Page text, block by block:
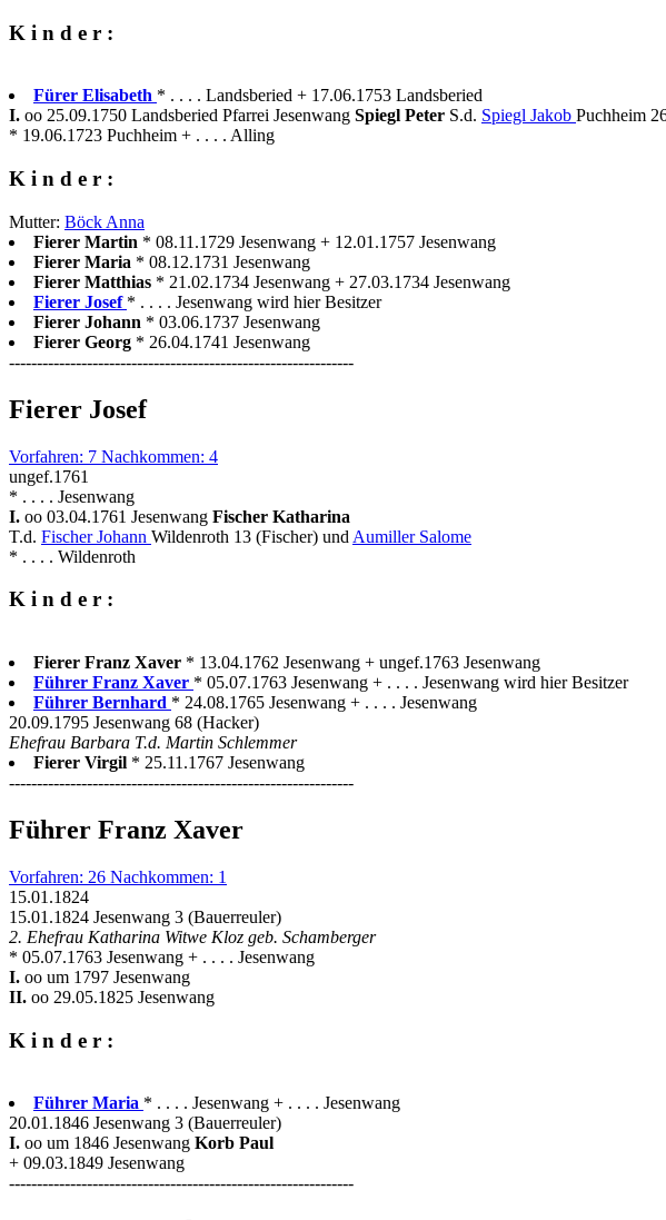
K i n d e r :
Fürer Elisabeth * . . . . Landsberied + 17.06.1753 Landsberied
I. oo 25.09.1750 Landsberied Pfarrei Jesenwang Spiegl Peter S.d. Spiegl Jakob Puchheim
* 19.06.1723 Puchheim + . . . . Alling
K i n d e r :
Mutter: Böck Anna
Fierer Martin * 08.11.1729 Jesenwang + 12.01.1757 Jesenwang
Fierer Maria * 08.12.1731 Jesenwang
Fierer Matthias * 21.02.1734 Jesenwang + 27.03.1734 Jesenwang
Fierer Josef * . . . . Jesenwang wird hier Besitzer
Fierer Johann * 03.06.1737 Jesenwang
Fierer Georg * 26.04.1741 Jesenwang
--------------------------------------------------------------
Fierer Josef
Vorfahren: 7 Nachkommen: 4
ungef.1761
* . . . . Jesenwang
I. oo 03.04.1761 Jesenwang Fischer Katharina
T.d. Fischer Johann Wildenroth 13 (Fischer) und Aumiller Salome
* . . . . Wildenroth
K i n d e r :
Fierer Franz Xaver * 13.04.1762 Jesenwang + ungef.1763 Jesenwang
Führer Franz Xaver * 05.07.1763 Jesenwang + . . . . Jesenwang wird hier Besitzer
Führer Bernhard * 24.08.1765 Jesenwang + . . . . Jesenwang
20.09.1795 Jesenwang 68 (Hacker)
Ehefrau Barbara T.d. Martin Schlemmer
Fierer Virgil * 25.11.1767 Jesenwang
--------------------------------------------------------------
Führer Franz Xaver
Vorfahren: 26 Nachkommen: 1
15.01.1824
15.01.1824 Jesenwang 3 (Bauerreuler)
2. Ehefrau Katharina Witwe Kloz geb. Schamberger
* 05.07.1763 Jesenwang + . . . . Jesenwang
I. oo um 1797 Jesenwang
II. oo 29.05.1825 Jesenwang
K i n d e r :
Führer Maria * . . . . Jesenwang + . . . . Jesenwang
20.01.1846 Jesenwang 3 (Bauerreuler)
I. oo um 1846 Jesenwang Korb Paul
+ 09.03.1849 Jesenwang
--------------------------------------------------------------